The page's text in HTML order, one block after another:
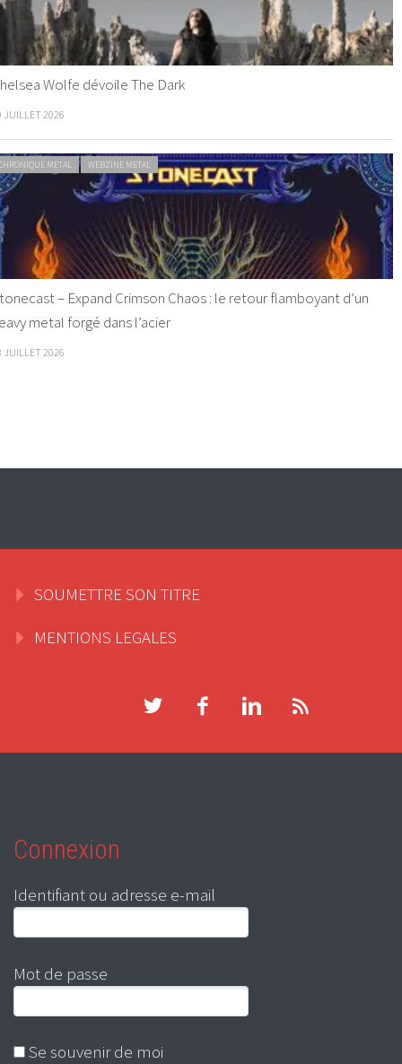
Wolfe dévoile The Dark
JUILLET 2026
METAL WEBZINE METAL
– Expand Crimson Chaos : le retour flamboyant d’un
metal forgé dans l’acier
JUILLET 2026
SOUMETTRE SON TITRE
MENTIONS LEGALES
Connexion
Identifiant ou adresse e-mail
Mot de passe
Se souvenir de moi